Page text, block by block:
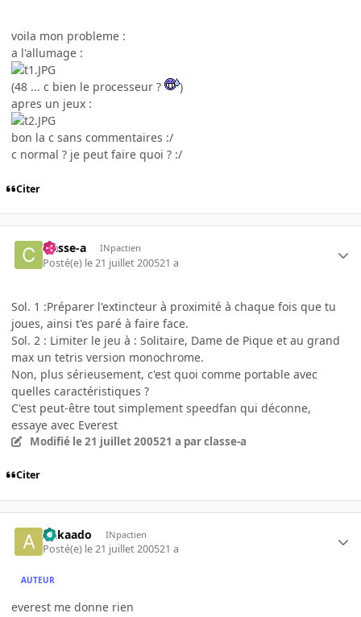
voila mon probleme :
a l'allumage :
(48 ... c bien le processeur ?
)
apres un jeux :
bon la c sans commentaires :/
c normal ? je peut faire quoi ? :/
Citer
classe-a INpactien
Posté(e) le 21 juillet 200521 a
Sol. 1 :Préparer l'extincteur à proximité à chaque fois que tu
joues, ainsi t'es paré à faire face.
Sol. 2 : Limiter le jeu à : Solitaire, Dame de Pique et au grand
max un tetris version monochrome.
Non, plus sérieusement, c'est quoi comme portable avec
quelles caractéristiques ?
C'est peut-être tout simplement speedfan qui déconne,
essaye avec Everest
Modifié le 21 juillet 200521 a par classe-a
Citer
Aakaado INpactien
Posté(e) le 21 juillet 200521 a
AUTEUR
everest me donne rien